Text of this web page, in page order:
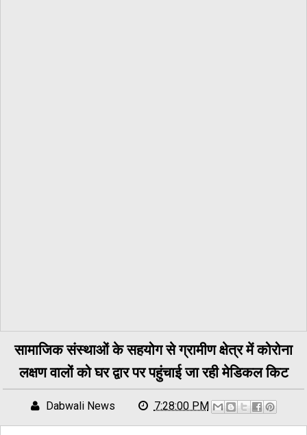
सामाजिक संस्थाओं के सहयोग से ग्रामीण क्षेत्र में कोरोना
लक्षण वालों को घर द्वार पर पहुंचाई जा रही मेडिकल किट
Dabwali News 7:28:00 PM